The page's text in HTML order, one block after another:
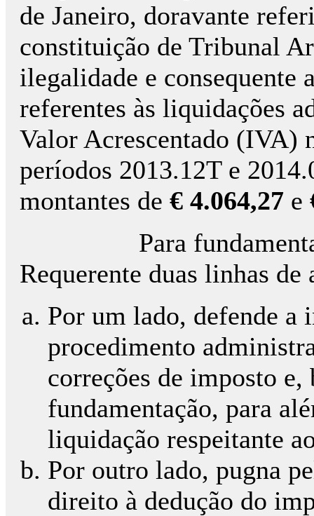
de Janeiro, doravante
constituição de Tribunal
ilegalidade e consequente
referentes às liquidações
Valor Acrescentado (IVA)
períodos 2013.12T e
montantes de € 4.064,27 e
Para fundamentar o
Requerente duas linhas de
Por um lado, defende a
procedimento
correções de imposto
fundamentação, para
liquidação respeitante
Por outro lado, pugna
direito à dedução do